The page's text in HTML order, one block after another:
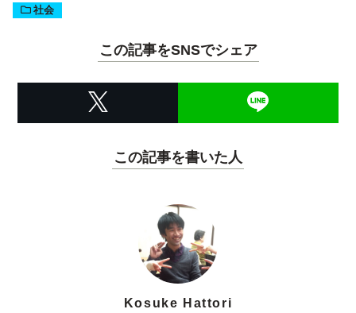
社会
この記事をSNSでシェア
この記事を書いた人
Kosuke Hattori